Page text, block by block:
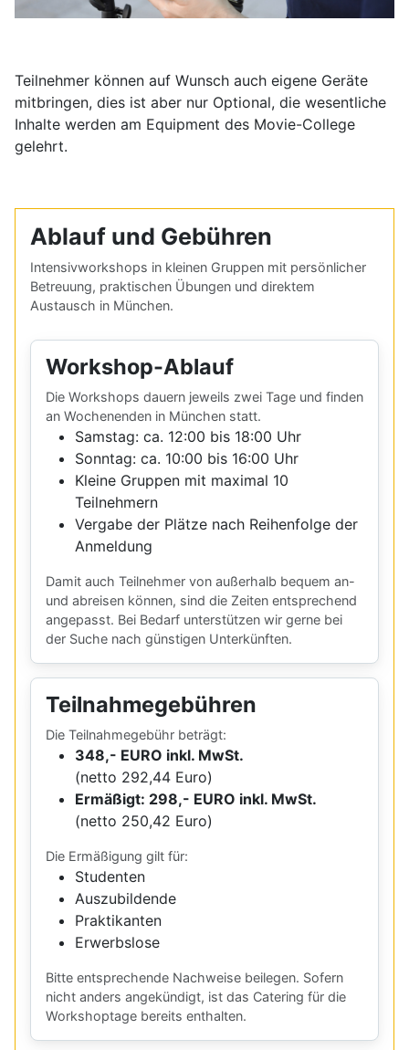
Teilnehmer können auf Wunsch auch eigene Geräte
mitbringen, dies ist aber nur Optional, die wesentliche
Inhalte werden am Equipment des Movie-College
gelehrt.
Ablauf und Gebühren
Intensivworkshops in kleinen Gruppen mit persönlicher
Betreuung, praktischen Übungen und direktem
Austausch in München.
Workshop-Ablauf
Die Workshops dauern jeweils zwei Tage und finden
an Wochenenden in München statt.
Samstag: ca. 12:00 bis 18:00 Uhr
Sonntag: ca. 10:00 bis 16:00 Uhr
Kleine Gruppen mit maximal 10
Teilnehmern
Vergabe der Plätze nach Reihenfolge der
Anmeldung
Damit auch Teilnehmer von außerhalb bequem an-
und abreisen können, sind die Zeiten entsprechend
angepasst. Bei Bedarf unterstützen wir gerne bei
der Suche nach günstigen Unterkünften.
Teilnahmegebühren
Die Teilnahmegebühr beträgt:
348,- EURO inkl. MwSt.
(netto 292,44 Euro)
Ermäßigt: 298,- EURO inkl. MwSt.
(netto 250,42 Euro)
Die Ermäßigung gilt für:
Studenten
Auszubildende
Praktikanten
Erwerbslose
Bitte entsprechende Nachweise beilegen. Sofern
nicht anders angekündigt, ist das Catering für die
Workshoptage bereits enthalten.